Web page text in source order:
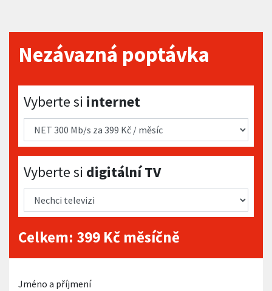
Nezávazná poptávka
Vyberte si internet
Vyberte si internet
Vyberte si digitální TV
Vyberte si digitální TV
Celkem: 399 Kč měsíčně
Jméno a příjmení